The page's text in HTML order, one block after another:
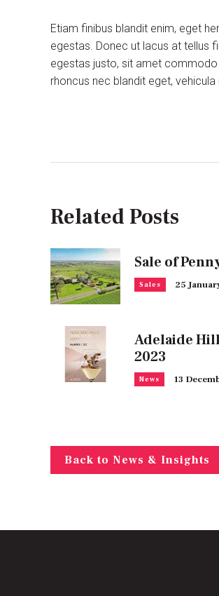
Etiam finibus blandit enim, eget
egestas. Donec ut lacus at tellus
egestas justo, sit amet commodo
rhoncus nec blandit eget, vehicula
Related Posts
Sale of
Sales 25
Adelaide
2023
News 13
Back to News & Insights